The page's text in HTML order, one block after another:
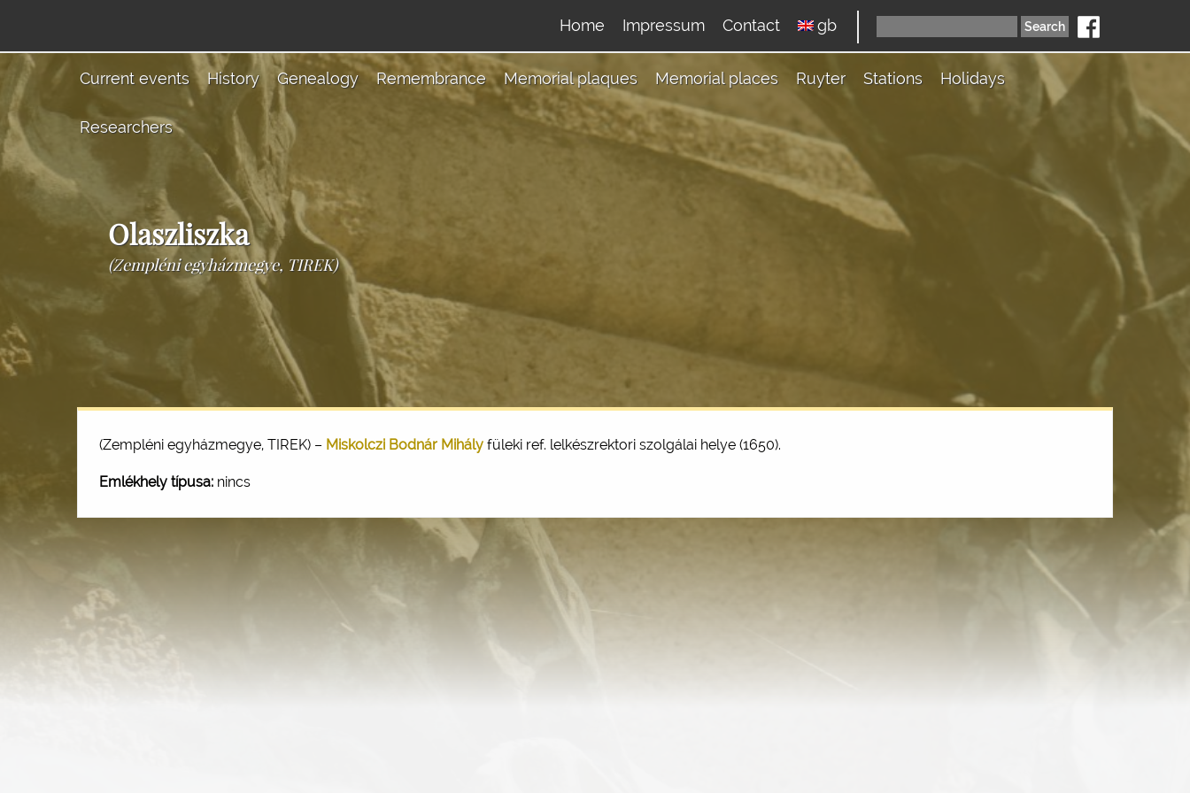
Home Impressum Contact gb
Current events History Genealogy Remembrance Memorial plaques Memorial places Ruyter Stations Holidays
Researchers
Olaszliszka
(Zempléni egyházmegye, TIREK)
(Zempléni egyházmegye, TIREK) – Miskolczi Bodnár Mihály füleki ref. lelkészrektori szolgálai helye (1650).
Emlékhely típusa: nincs